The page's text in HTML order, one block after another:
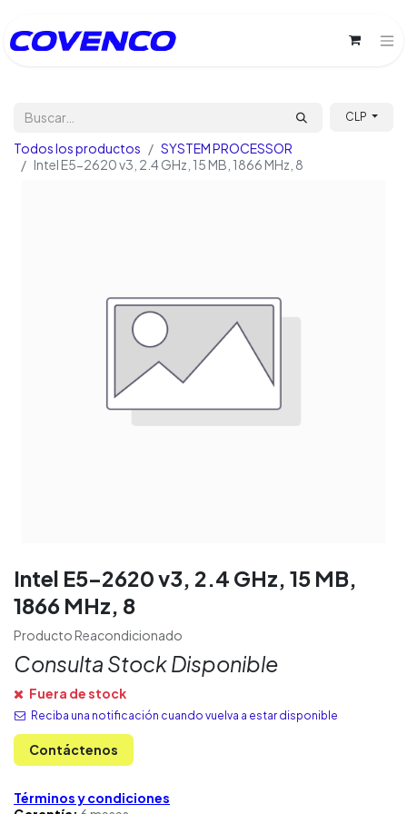
CLP
Todos los productos
SYSTEM PROCESSOR
Intel E5-2620 v3, 2.4 GHz, 15 MB, 1866 MHz, 8
Intel E5-2620 v3, 2.4 GHz, 15 MB,
1866 MHz, 8
Producto Reacondicionado
Consulta Stock Disponible
Fuera de stock
Reciba una notificación cuando vuelva a estar disponible
Contáctenos
Términos y condiciones